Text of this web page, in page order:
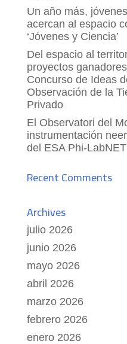
Un año más,
acercan al espacio
‘Jóvenes y Ciencia’
Del espacio al
proyectos
Concurso de Ideas
Observación de la
Privado
El Observatori del
instrumentación
del ESA Phi-LabNET
Recent Comments
Archives
julio 2026
junio 2026
mayo 2026
abril 2026
marzo 2026
febrero 2026
enero 2026